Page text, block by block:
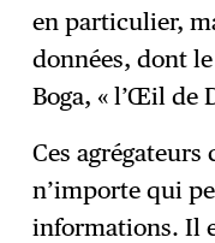
en particulier,
données, dont
Boga, « l’Œil de
Ces
n’importe qui
informations. Il